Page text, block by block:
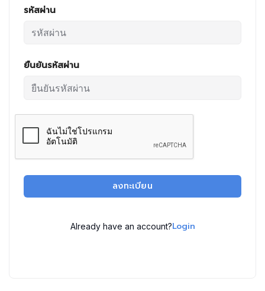
รหัสผ่าน
ยืนยันรหัสผ่าน
ลงทะเบียน
Already have an account?Login